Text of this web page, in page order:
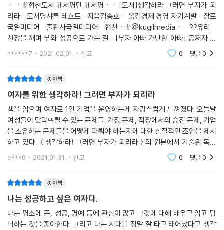
ㆍㆍ#협찬도서 #서평단 #서평ㆍㆍ[도서]생각하라 그러면 부자가 되
리라ㅡ도서명샤론 레흐트ㅡ지음김송호 ㅡ옮김경제 경영 자기계발ㅡ장르
국일미디어ㅡ출판사국일미디어ㅡ협찬ㆍ#@kugilmediaㆍㅡ??유리
천장을 깨며 부와 성공으로 가는 길ㅡ[부자 아빠 가난한 아빠] 공저자 샤
론 레흐트의 역작ㅡ성공하고 삶의 가치를 높이는데 당신의 잠재력을 활용
h*****7 2021.02.01. 신고 0 댓글0
종이책
여자를 위한 생각하라! 그러면 부자가 되리라
책을 읽으며 여자로 1인 기업을 운영하는게 자랑스럽게 느껴졌다. 오늘날
여성들이 맞닥뜨릴 수 있는 문제들. 가정 문제, 직장에서의 승진 문제, 기업
을 소유하는 문제들을 어떻게 다뤄야 하는지에 대한 실질적인 조언을 제시
하고 있다. ＜생각하라! 그러면 부자가 되리라＞의 원본에서 기술된 목차
를 그대로 따랐다. 각 장은 나폴레온 힐의 가르침을 검토한 내용으로 시작
e***0 2021.01.31. 신고 0 댓글0
종이책
나는 성공하고 싶은 여자다.
나는 평소에 돈, 성공, 명예 등에 관심이 많고 그것에 대해 배우고 읽고 탐
닉하는 것을 좋아한다. 그리고 나는 시대를 정말 잘 타고 태어났다고 생각